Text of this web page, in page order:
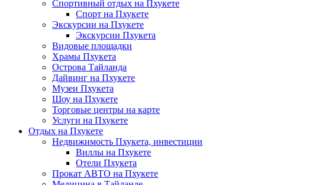
Спортивный отдых на Пхукете
Спорт на Пхукете
Экскурсии на Пхукете
Экскурсии Пхукета
Видовые площадки
Храмы Пхукета
Острова Тайланда
Дайвинг на Пхукете
Музеи Пхукета
Шоу на Пхукете
Торговые центры на карте
Услуги на Пхукете
Отдых на Пхукете
Недвижимость Пхукета, инвестиции
Виллы на Пхукете
Отели Пхукета
Прокат АВТО на Пхукете